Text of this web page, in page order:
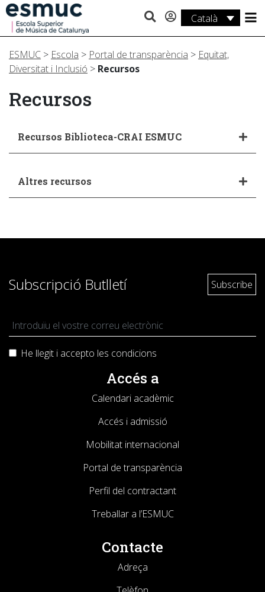
Català
Estudis
Recerca
ESMUC > Escola > Portal de transparència > Equitat,
Diversitat i Inclusió > Recursos
Recursos
Recursos Biblioteca-CRAI ESMUC
Altres recursos
Subscripció Butlletí
He llegit i accepto les condicions
Accés a
Calendari acadèmic
Accés i admissió
Mobilitat internacional
Portal de transparència
Perfil del contractant
Treballar a l’ESMUC
Contacte
Adreça